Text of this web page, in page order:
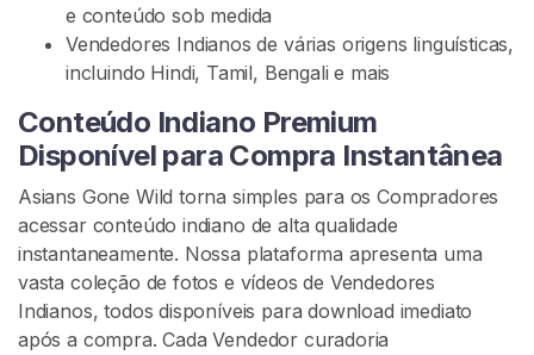
e conteúdo sob medida
Vendedores Indianos de várias origens linguísticas,
incluindo Hindi, Tamil, Bengali e mais
Conteúdo Indiano Premium
Disponível para Compra Instantânea
Asians Gone Wild torna simples para os Compradores
acessar conteúdo indiano de alta qualidade
instantaneamente. Nossa plataforma apresenta uma
vasta coleção de fotos e vídeos de Vendedores
Indianos, todos disponíveis para download imediato
após a compra. Cada Vendedor curadoria
i
d
I
n
d
i
a